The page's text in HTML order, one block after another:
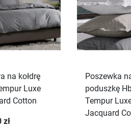
na kołdrę
Luxe
Cotton
zł
Poszewka
poduszkę
Tempur
Jacquard